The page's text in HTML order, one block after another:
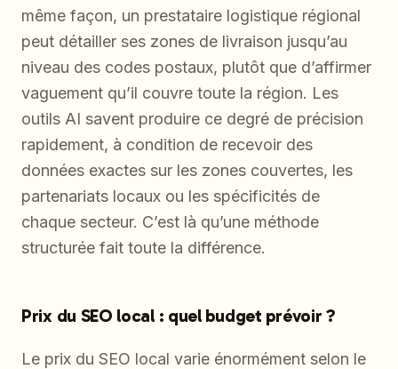
même façon, un prestataire logistique régional
peut détailler ses zones de livraison jusqu’au
niveau des codes postaux, plutôt que d’affirmer
vaguement qu’il couvre toute la région. Les
outils AI savent produire ce degré de précision
rapidement, à condition de recevoir des
données exactes sur les zones couvertes, les
partenariats locaux ou les spécificités de
chaque secteur. C’est là qu’une méthode
structurée fait toute la différence.
Prix du SEO local : quel budget prévoir ?
Le prix du SEO local varie énormément selon le